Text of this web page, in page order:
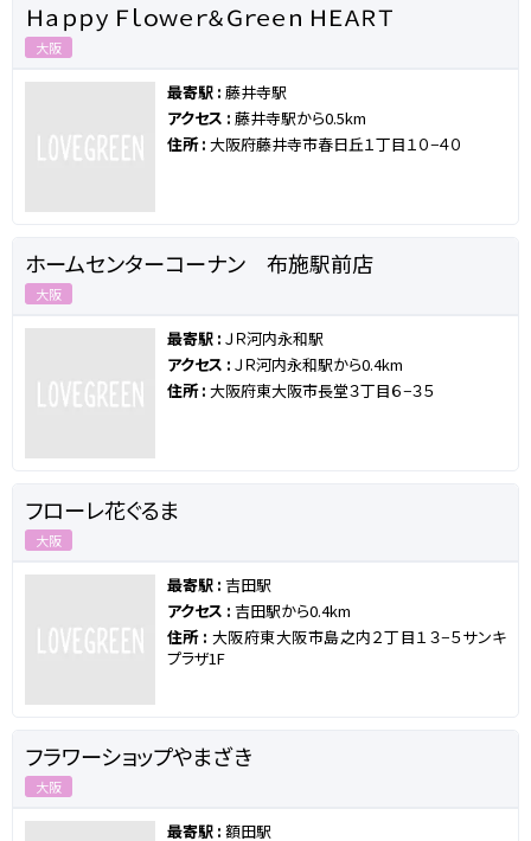
Ｈａｐｐｙ Ｆｌｏｗｅｒ＆Ｇｒｅｅｎ ＨＥＡＲＴ
大阪
最寄駅 : 藤井寺駅
アクセス : 藤井寺駅から0.5km
住所 : 大阪府藤井寺市春日丘１丁目１０−４０
ホームセンターコーナン 布施駅前店
大阪
最寄駅 : ＪＲ河内永和駅
アクセス : ＪＲ河内永和駅から0.4km
住所 : 大阪府東大阪市長堂３丁目６−３５
フローレ花ぐるま
大阪
最寄駅 : 吉田駅
アクセス : 吉田駅から0.4km
住所 : 大阪府東大阪市島之内２丁目１３−５サンキ
プラザ1F
フラワーショップやまざき
大阪
最寄駅 : 額田駅